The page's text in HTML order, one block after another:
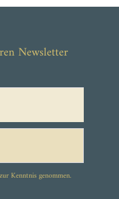
Newsletter
Kenntnis genommen.